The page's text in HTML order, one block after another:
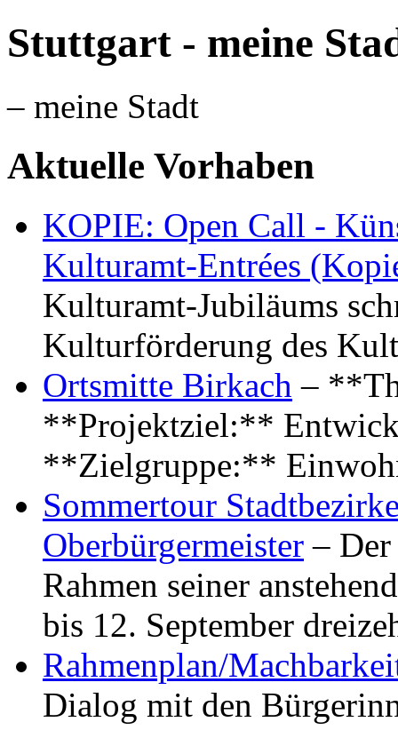
Stuttgart - meine
– meine Stadt
Aktuelle Vorhaben
KOPIE: Open Call -
Kulturamt-Entrées
Kulturamt-Jubiläums
Kulturförderung des
Ortsmitte Birkach –
**Projektziel:**
**Zielgruppe:**
Sommertour
Oberbürgermeister –
Rahmen seiner
bis 12. September
Rahmenplan/
Dialog mit den